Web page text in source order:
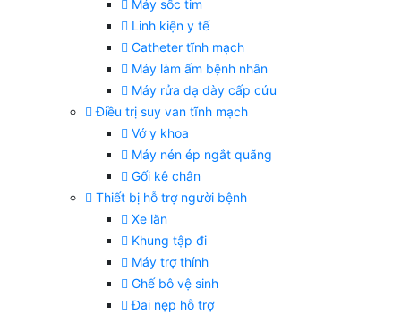
Máy sốc tim
Linh kiện y tế
Catheter tĩnh mạch
Máy làm ấm bệnh nhân
Máy rửa dạ dày cấp cứu
Điều trị suy van tĩnh mạch
Vớ y khoa
Máy nén ép ngắt quãng
Gối kê chân
Thiết bị hỗ trợ người bệnh
Xe lăn
Khung tập đi
Máy trợ thính
Ghế bô vệ sinh
Đai nẹp hỗ trợ